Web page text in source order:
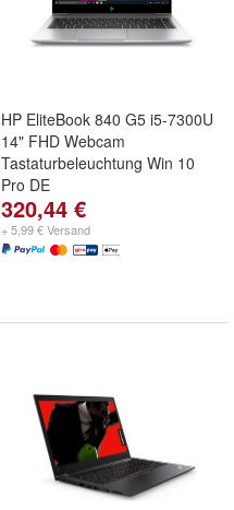
HP EliteBook 840 G5 i5-7300U
14" FHD Webcam
Tastaturbeleuchtung Win 10
Pro DE
320,44 €
+ 5,99 € Versand